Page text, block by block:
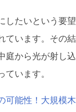
したいという要
ています。その
庭から光が射し
います。
可能性！大規模